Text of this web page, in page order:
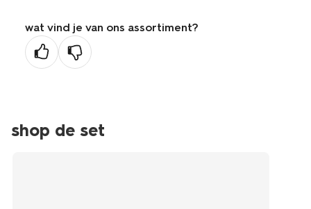
wat vind je van ons assortiment?
shop de set